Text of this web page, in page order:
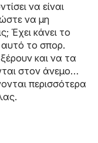
να είναι
να μη
Έχει κάνει το
το σπορ.
και να τα
στον άνεμο…
περισσότερα